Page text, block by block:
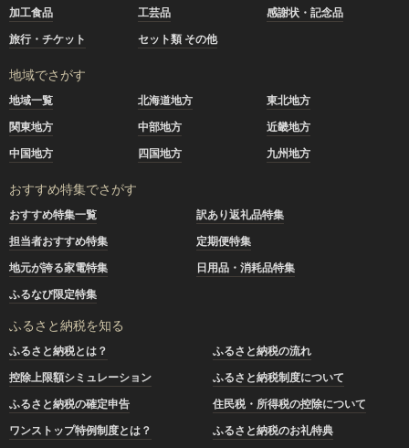
加工食品
工芸品
感謝状・記念品
旅行・チケット
セット類 その他
地域でさがす
地域一覧 北海道地方
東北地方
関東地方
中部地方
近畿地方
中国地方
四国地方 九州地方
おすすめ特集でさがす
おすすめ特集一覧
訳あり返礼品特集
担当者おすすめ特集
定期便特集
地元が誇る家電特集
日用品・消耗品特集
ふるなび限定特集
ふるさと納税を知る
ふるさと納税とは？
ふるさと納税の流れ
控除上限額シミュレーション
ふるさと納税制度について
ふるさと納税の確定申告
住民税・所得税の控除について
ワンストップ特例制度とは？
ふるさと納税のお礼特典